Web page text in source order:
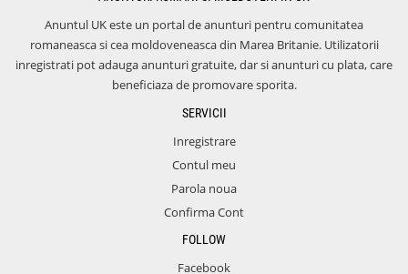
Anuntul UK este un portal de anunturi pentru comunitatea
romaneasca si cea moldoveneasca din Marea Britanie. Utilizatorii
inregistrati pot adauga anunturi gratuite, dar si anunturi cu plata, care
beneficiaza de promovare sporita.
SERVICII
Inregistrare
Contul meu
Parola noua
Confirma Cont
FOLLOW
Facebook